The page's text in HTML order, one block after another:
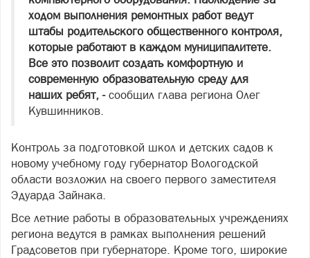
ходом выполнения ремонтных работ ведут
штабы родительского общественного контроля,
которые работают в каждом муниципалитете.
Все это позволит создать комфортную и
современную образовательную среду для
наших ребят, -сообщил глава региона Олег
Кувшинников.
Контроль за подготовкой школ и детских садов к
новому учебному году губернатор Вологодской
области возложил на своего первого заместителя
Эдуарда Зайнака.
Все летние работы в образовательных учреждениях
региона ведутся в рамках выполнения решений
Градсоветов при губернаторе. Кроме того, широкие